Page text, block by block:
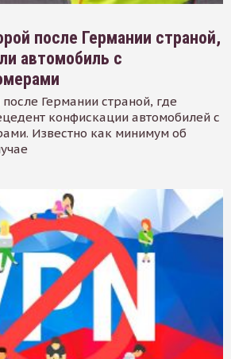
после Германии страной,
автомобиль с
Германии страной, где
конфискации автомобилей с
Известно как минимум об